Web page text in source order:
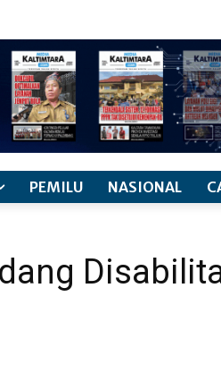
PEMILU NASIONAL